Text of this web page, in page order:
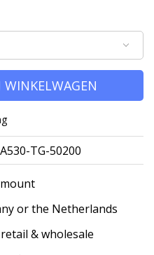
TG-50200
or the Netherlands
& wholesale